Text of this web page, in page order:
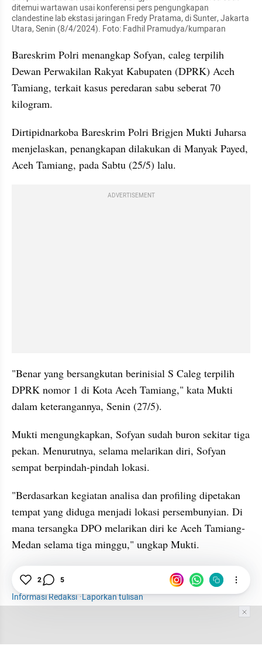
ditemui wartawan usai konferensi pers pengungkapan
clandestine lab ekstasi jaringan Fredy Pratama, di Sunter, Jakarta
Utara, Senin (8/4/2024). Foto: Fadhil Pramudya/kumparan
Bareskrim Polri menangkap Sofyan, caleg terpilih
Dewan Perwakilan Rakyat Kabupaten (DPRK) Aceh
Tamiang, terkait kasus peredaran sabu seberat 70
kilogram.
Dirtipidnarkoba Bareskrim Polri Brigjen Mukti Juharsa
menjelaskan, penangkapan dilakukan di Manyak Payed,
Aceh Tamiang, pada Sabtu (25/5) lalu.
ADVERTISEMENT
"Benar yang bersangkutan berinisial S Caleg terpilih
DPRK nomor 1 di Kota Aceh Tamiang," kata Mukti
dalam keterangannya, Senin (27/5).
Mukti mengungkapkan, Sofyan sudah buron sekitar tiga
pekan. Menurutnya, selama melarikan diri, Sofyan
sempat berpindah-pindah lokasi.
"Berdasarkan kegiatan analisa dan profiling dipetakan
tempat yang diduga menjadi lokasi persembunyian. Di
mana tersangka DPO melarikan diri ke Aceh Tamiang-
Medan selama tiga minggu," ungkap Mukti.
PKS Caleg
Informasi Redaksi·Laporkan tulisan
2 5